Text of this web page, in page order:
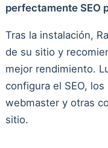
perfectamente SEO
Tras la instalación,
de su sitio y
mejor rendimiento.
configura el SEO,
webmaster y otras
sitio.